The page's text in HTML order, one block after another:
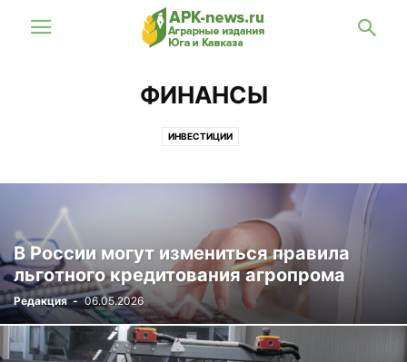
ФИНАНСЫ
ИНВЕСТИЦИИ
В России могут измениться правила
льготного кредитования агропрома
Редакция - 06.05.2026